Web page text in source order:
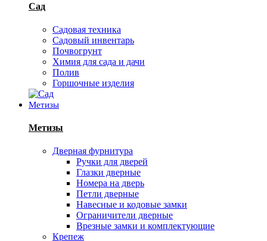
Сад
Садовая техника
Садовый инвентарь
Почвогрунт
Химия для сада и дачи
Полив
Горшочные изделия
Метизы
Метизы
Дверная фурнитура
Ручки для дверей
Глазки дверные
Номера на дверь
Петли дверные
Навесные и кодовые замки
Ограничители дверные
Врезные замки и комплектующие
Крепеж